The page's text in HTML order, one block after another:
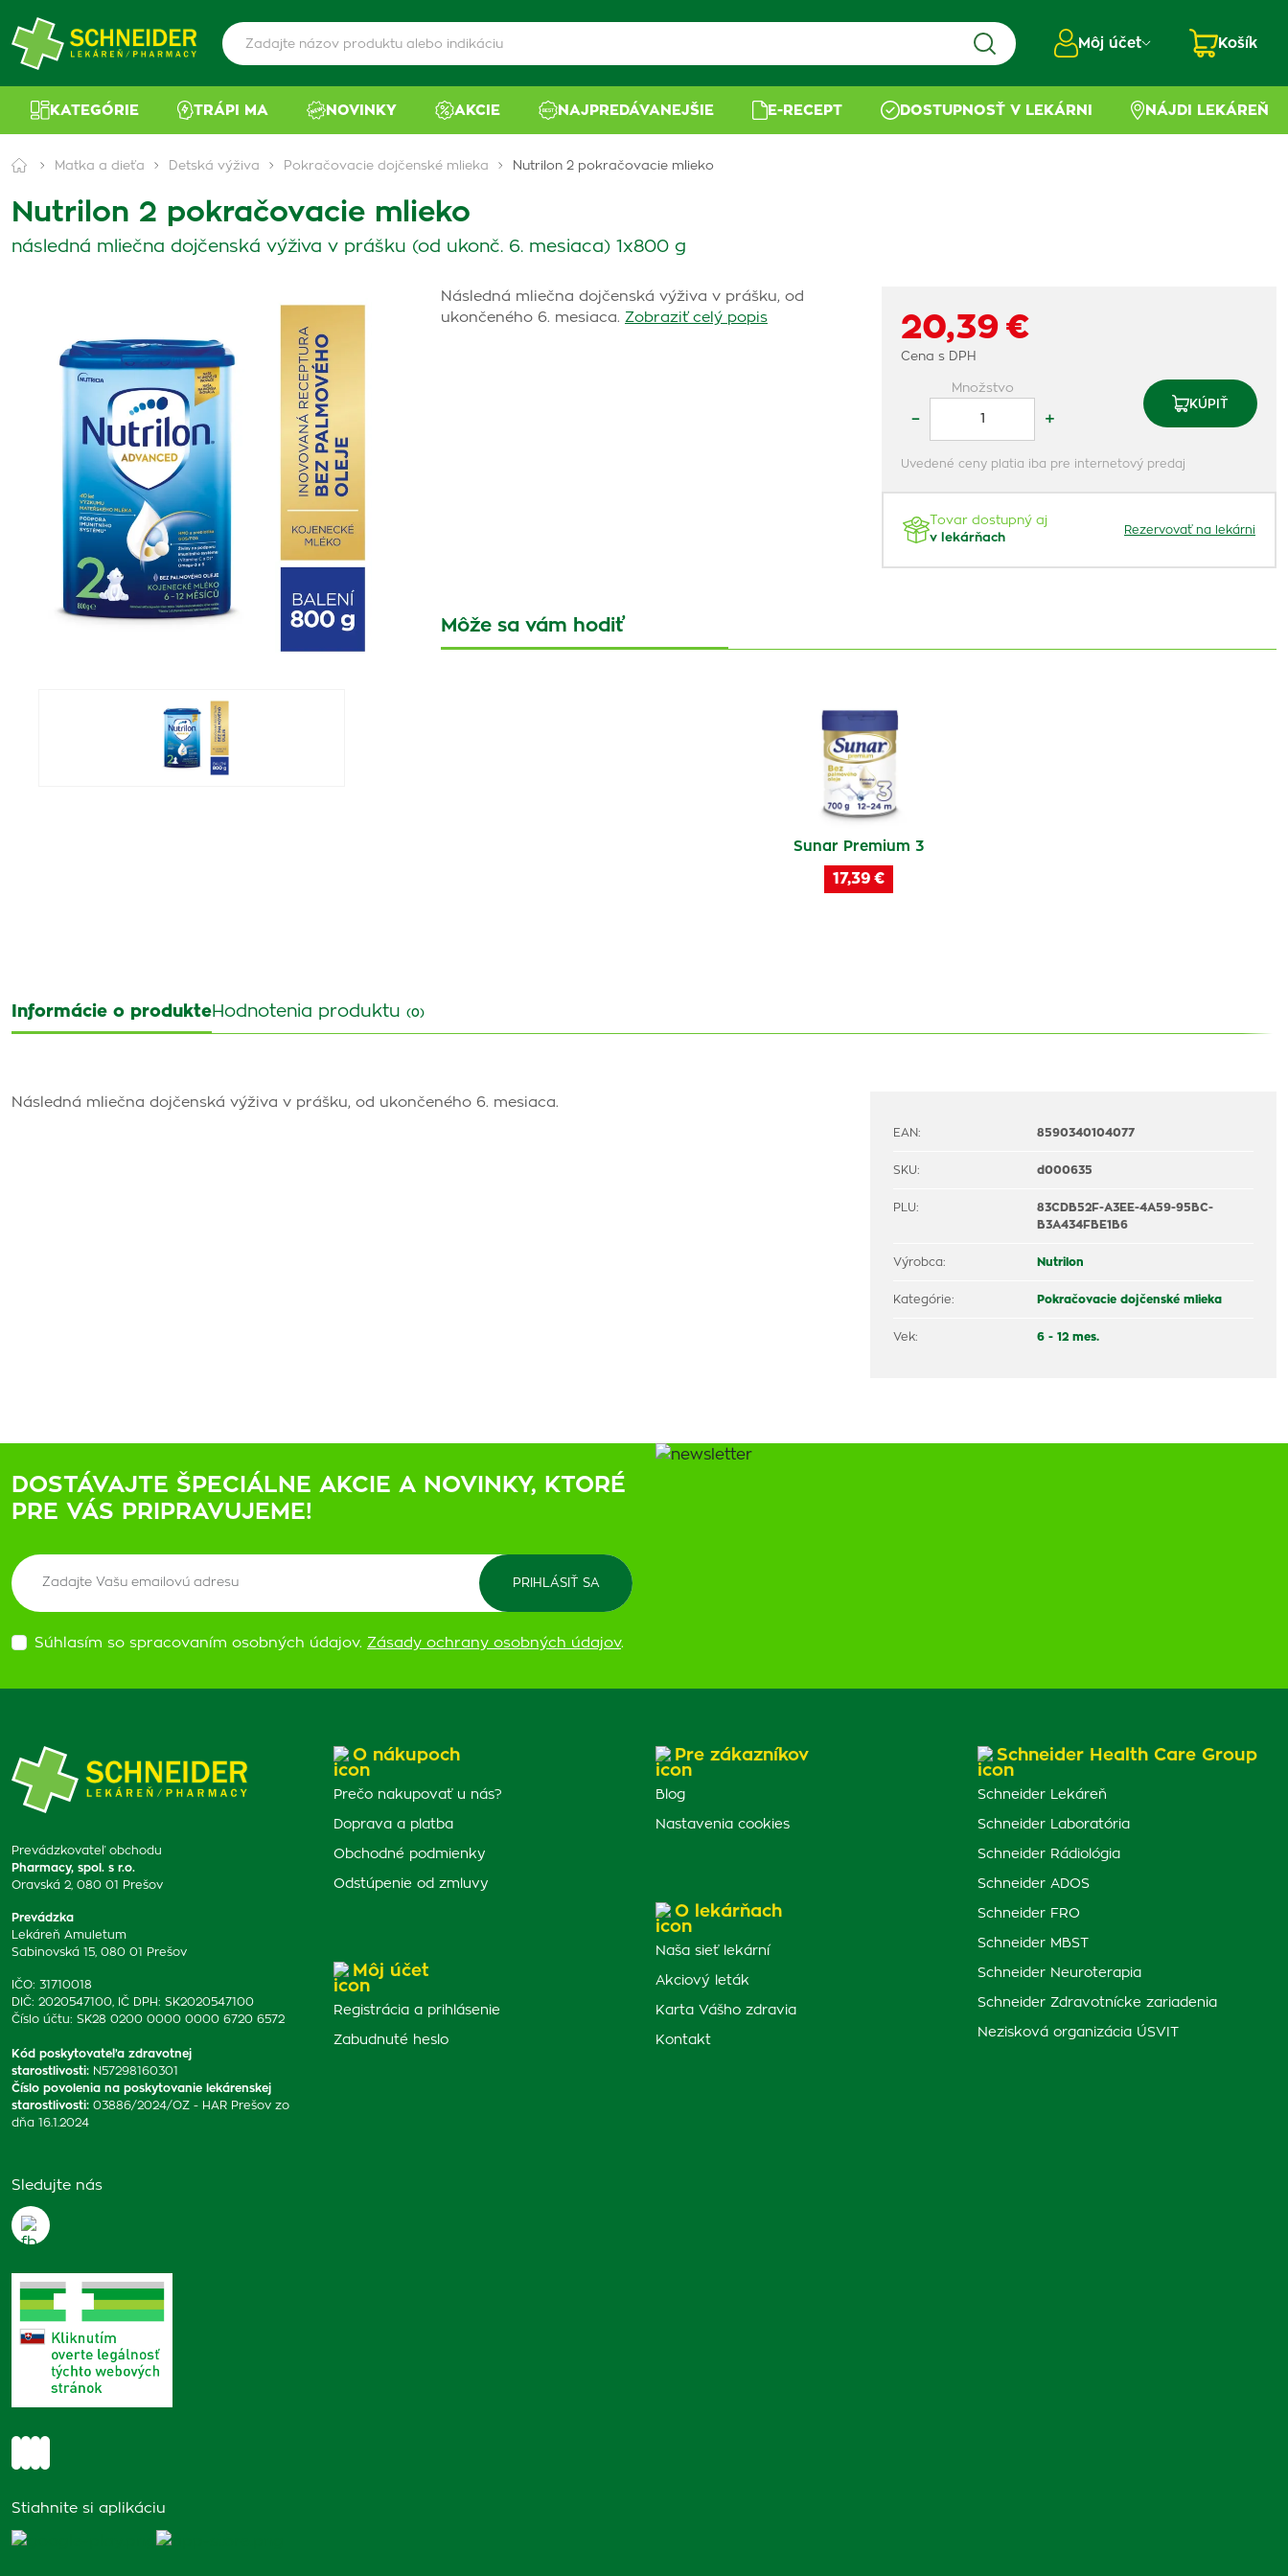
Môj účet Košík
KATEGÓRIE TRÁPI MA NOVINKY AKCIE NAJPREDÁVANEJŠIE E-RECEPT DOSTUPNOSŤ V LEKÁRNI NÁJDI LEKÁREŇ
Matka a dieťa Detská výživa Pokračovacie dojčenské mlieka Nutrilon 2 pokračovacie mlieko
Nutrilon 2 pokračovacie mlieko
následná mliečna dojčenská výživa v prášku (od ukonč. 6. mesiaca) 1x800 g
Následná mliečna dojčenská výživa v prášku, od
ukončeného 6. mesiaca. Zobraziť celý popis 20,39 €
Cena s DPH
Množstvo
– +
KÚPIŤ
Uvedené ceny platia iba pre internetový predaj
Tovar dostupný aj
v lekárňach
Rezervovať na lekárni
Môže sa vám hodiť
Sunar Premium 3
17,39 €
Informácie o produkteHodnotenia produktu (0)
Následná mliečna dojčenská výživa v prášku, od ukončeného 6. mesiaca.
EAN: 8590340104077
SKU: d000635
PLU:
83CDB52F-A3EE-4A59-95BC-
B3A434FBE1B6
Výrobca: Nutrilon
Kategórie: Pokračovacie dojčenské mlieka
Vek: 6 - 12 mes.
DOSTÁVAJTE ŠPECIÁLNE AKCIE A NOVINKY, KTORÉ
PRE VÁS PRIPRAVUJEME!
Súhlasím so spracovaním osobných údajov. Zásady ochrany osobných údajov.
Prevádzkovateľ obchodu
Pharmacy, spol. s r.o.
Oravská 2, 080 01 Prešov
Prevádzka
Lekáreň Amuletum
Sabinovská 15, 080 01 Prešov
IČO: 31710018
DIČ: 2020547100, IČ DPH: SK2020547100
Číslo účtu: SK28 0200 0000 0000 6720 6572
Kód poskytovateľa zdravotnej
starostlivosti: N57298160301
Číslo povolenia na poskytovanie lekárenskej
starostlivosti: 03886/2024/OZ - HAR Prešov zo
dňa 16.1.2024
Sledujte nás
Stiahnite si aplikáciu
O nákupoch
Prečo nakupovať u nás?
Doprava a platba
Obchodné podmienky
Odstúpenie od zmluvy
Môj účet
Registrácia a prihlásenie
Zabudnuté heslo
Pre zákazníkov
Blog
Nastavenia cookies
O lekárňach
Naša sieť lekární
Akciový leták
Karta Vášho zdravia
Kontakt
Schneider Health Care Group
Schneider Lekáreň
Schneider Laboratória
Schneider Rádiológia
Schneider ADOS
Schneider FRO
Schneider MBST
Schneider Neuroterapia
Schneider Zdravotnícke zariadenia
Nezisková organizácia ÚSVIT